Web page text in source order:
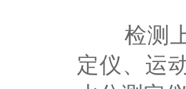
检测上
定仪、运